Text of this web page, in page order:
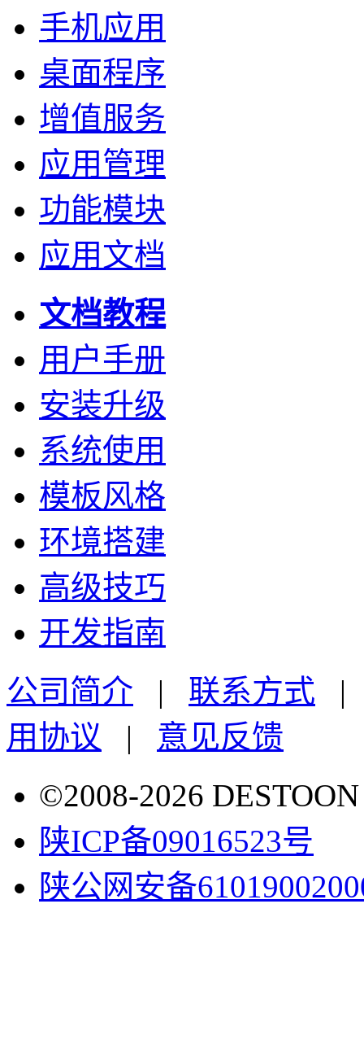
手机应用
桌面程序
增值服务
应用管理
功能模块
应用文档
文档教程
用户手册
安装升级
系统使用
模板风格
环境搭建
高级技巧
开发指南
公司简介 | 联系方式
用协议 | 意见反馈
©2008-2026
陕ICP备09016523号
陕公网安备